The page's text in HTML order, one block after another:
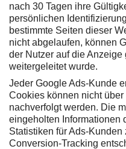
nach 30 Tagen ihre
persönlichen
bestimmte Seiten dieser
nicht abgelaufen, können
der Nutzer auf die
weitergeleitet wurde.
Jeder Google Ads-Kunde
Cookies können nicht
nachverfolgt werden. Die
eingeholten Informationen
Statistiken für Ads-
Conversion-Tracking